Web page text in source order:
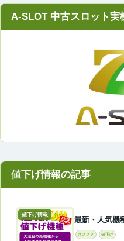
A-SLOT 中古スロット実
値下げ情報
最新・人気機
オススメ 値下げ